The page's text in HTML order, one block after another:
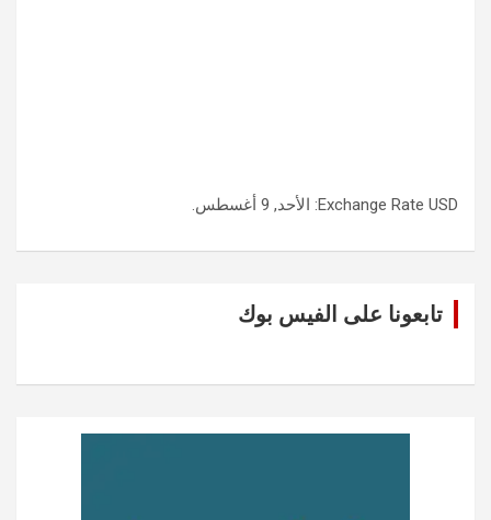
Exchange Rate USD : الأحد, 9 أغسطس.
تابعونا على الفيس بوك